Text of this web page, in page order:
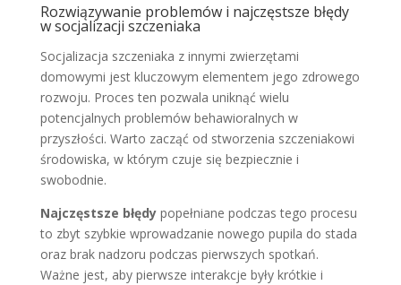
Rozwiązywanie problemów i najczęstsze błędy
w socjalizacji szczeniaka
Socjalizacja szczeniaka z innymi zwierzętami
domowymi jest kluczowym elementem jego zdrowego
rozwoju. Proces ten pozwala uniknąć wielu
potencjalnych problemów behawioralnych w
przyszłości. Warto zacząć od stworzenia szczeniakowi
środowiska, w którym czuje się bezpiecznie i
swobodnie.
Najczęstsze błędypopełniane podczas tego procesu
to zbyt szybkie wprowadzanie nowego pupila do stada
oraz brak nadzoru podczas pierwszych spotkań.
Ważne jest, aby pierwsze interakcje były krótkie i